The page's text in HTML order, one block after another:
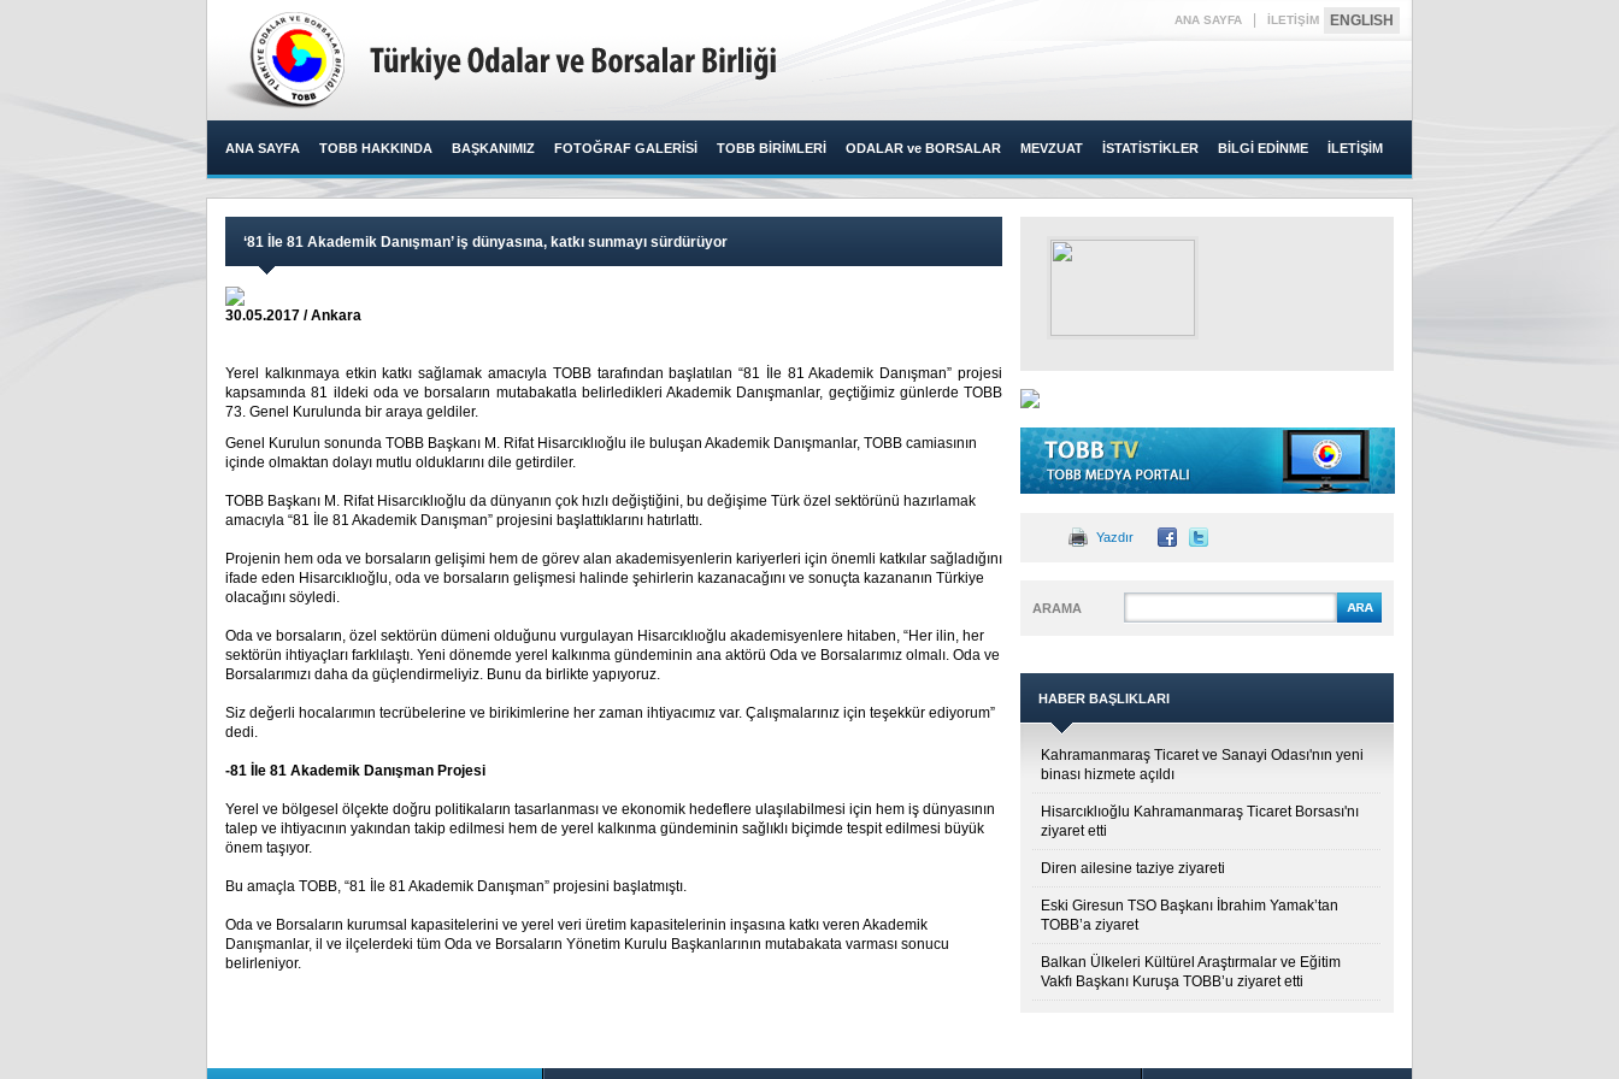
ANA SAYFA İLETİŞİM ENGLISH
ANA SAYFA TOBB HAKKINDA BAŞKANIMIZ FOTOĞRAF GALERİSİ TOBB BİRİMLERİ ODALAR ve BORSALAR MEVZUAT İSTATİSTİKLER BİLGİ EDİNME İLETİŞİM
‘81 İle 81 Akademik Danışman’ iş dünyasına, katkı sunmayı sürdürüyor
30.05.2017 / Ankara
Yerel kalkınmaya etkin katkı sağlamak amacıyla TOBB tarafından başlatılan “81 İle 81 Akademik Danışman” projesi
kapsamında 81 ildeki oda ve borsaların mutabakatla belirledikleri Akademik Danışmanlar, geçtiğimiz günlerde TOBB
73. Genel Kurulunda bir araya geldiler.​
Genel Kurulun sonunda TOBB Başkanı M. Rifat Hisarcıklıoğlu ile buluşan Akademik Danışmanlar, TOBB camiasının
içinde olmaktan dolayı mutlu olduklarını dile getirdiler.
TOBB Başkanı M. Rifat Hisarcıklıoğlu da dünyanın çok hızlı değiştiğini, bu değişime Türk özel sektörünü hazırlamak
amacıyla “81 İle 81 Akademik Danışman” projesini başlattıklarını hatırlattı.
Projenin hem oda ve borsaların gelişimi hem de görev alan akademisyenlerin kariyerleri için önemli katkılar sağladığını
ifade eden Hisarcıklıoğlu, oda ve borsaların gelişmesi halinde şehirlerin kazanacağını ve sonuçta kazananın Türkiye
olacağını söyledi.
Oda ve borsaların, özel sektörün dümeni olduğunu vurgulayan Hisarcıklıoğlu akademisyenlere hitaben, “Her ilin, her
sektörün ihtiyaçları farklılaştı. Yeni dönemde yerel kalkınma gündeminin ana aktörü Oda ve Borsalarımız olmalı. Oda ve
Borsalarımızı daha da güçlendirmeliyiz. Bunu da birlikte yapıyoruz.
Siz değerli hocalarımın tecrübelerine ve birikimlerine her zaman ihtiyacımız var. Çalışmalarınız için teşekkür ediyorum”
dedi.
-81 İle 81 Akademik Danışman Projesi
Yerel ve bölgesel ölçekte doğru politikaların tasarlanması ve ekonomik hedeflere ulaşılabilmesi için hem iş dünyasının
talep ve ihtiyacının yakından takip edilmesi hem de yerel kalkınma gündeminin sağlıklı biçimde tespit edilmesi büyük
önem taşıyor.
Bu amaçla TOBB, “81 İle 81 Akademik Danışman” projesini başlatmıştı.
Oda ve Borsaların kurumsal kapasitelerini ve yerel veri üretim kapasitelerinin inşasına katkı veren Akademik
Danışmanlar, il ve ilçelerdeki tüm Oda ve Borsaların Yönetim Kurulu Başkanlarının mutabakata varması sonucu
belirleniyor.
Yazdır
ARAMA
HABER BAŞLIKLARI
Kahramanmaraş Ticaret ve Sanayi Odası'nın yeni
binası hizmete açıldı
Hisarcıklıoğlu Kahramanmaraş Ticaret Borsası'nı
ziyaret etti
Diren ailesine taziye ziyareti
Eski Giresun TSO Başkanı İbrahim Yamak’tan
TOBB’a ziyaret
Balkan Ülkeleri Kültürel Araştırmalar ve Eğitim
Vakfı Başkanı Kuruşa TOBB’u ziyaret etti